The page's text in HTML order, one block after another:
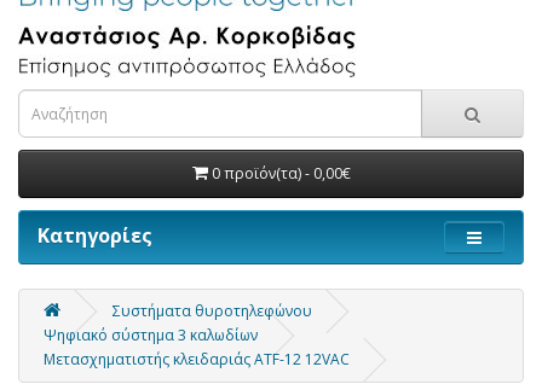
0 προϊόν(τα) - 0,00€
Κατηγορίες
Συστήματα θυροτηλεφώνου
Ψηφιακό σύστημα 3 καλωδίων
Μετασχηματιστής κλειδαριάς ATF-12 12VAC